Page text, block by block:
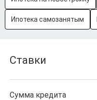
Ипотека самозанятым
Ставки
Сумма кредита